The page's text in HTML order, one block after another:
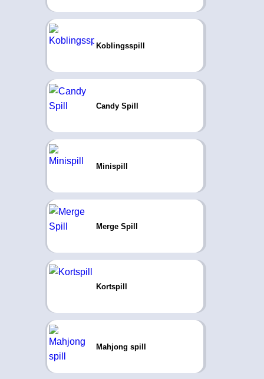
Koblingsspill
Candy Spill
Minispill
Merge Spill
Kortspill
Mahjong spill